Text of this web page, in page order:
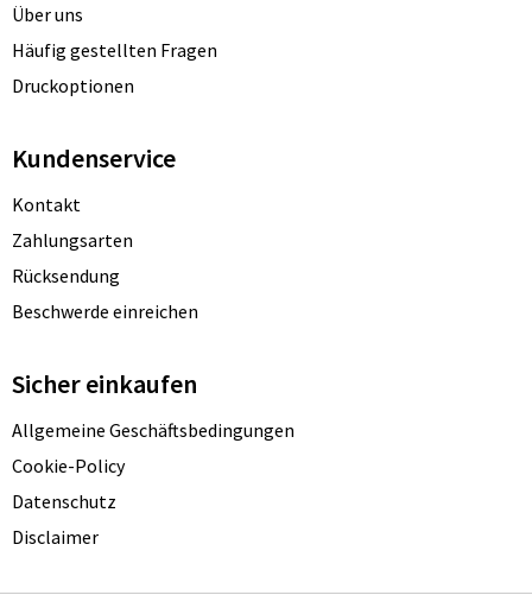
Über uns
Häufig gestellten Fragen
Druckoptionen
Kundenservice
Kontakt
Zahlungsarten
Rücksendung
Beschwerde einreichen
Sicher einkaufen
Allgemeine Geschäftsbedingungen
Cookie-Policy
Datenschutz
Disclaimer